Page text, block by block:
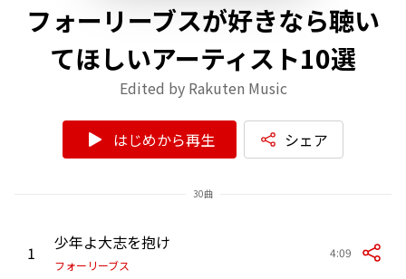
フォーリーブスが好きなら聴い
てほしいアーティスト10選
Edited by Rakuten Music
はじめから再生 シェア
30曲
1 少年よ大志を抱け
フォーリーブス
4:09